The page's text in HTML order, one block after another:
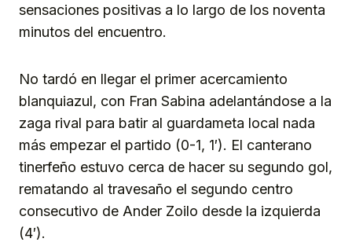
sensaciones positivas a lo largo de los noventa
minutos del encuentro.
No tardó en llegar el primer acercamiento
blanquiazul, con Fran Sabina adelantándose a la
zaga rival para batir al guardameta local nada
más empezar el partido (0-1, 1′). El canterano
tinerfeño estuvo cerca de hacer su segundo gol,
rematando al travesaño el segundo centro
consecutivo de Ander Zoilo desde la izquierda
(4′).